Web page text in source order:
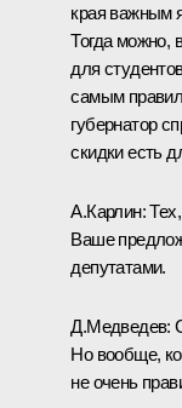
края важным
Тогда можно,
для
самым
губернатор
скидки есть
А.Карлин:
Ваше
депутатами.
Д.Медведев:
Но вообще,
не очень